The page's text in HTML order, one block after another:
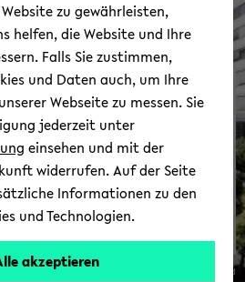
Cent­re for Pro­fes­sors |
An­ge­bo­te
© Uni­ver­si­tät Bie­le­feld
zu gewährleisten,
helfen, die Website und Ihre
Falls Sie zustimmen,
und Daten auch, um Ihre
Webseite zu messen. Sie
jederzeit unter
einsehen und mit der
widerrufen. Auf der Seite
Informationen zu den
und Technologien.
akzeptieren